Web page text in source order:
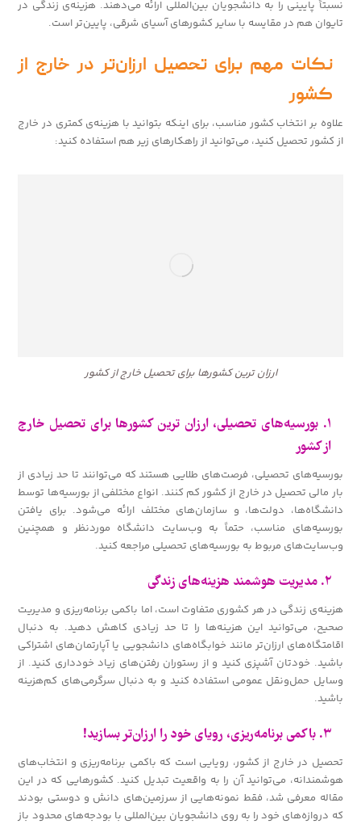
نسبتاً پایینی را به دانشجویان بین‌المللی ارائه می‌دهند. هزینه‌ی زندگی در
تایوان هم در مقایسه با سایر کشورهای آسیای شرقی، پایین‌تر است.
نکات مهم برای تحصیل ارزان‌تر در خارج از
کشور
علاوه بر انتخاب کشور مناسب، برای اینکه بتوانید با هزینه‌ی کمتری در خارج
از کشور تحصیل کنید، می‌توانید از راهکارهای زیر هم استفاده کنید:
ارزان ترین کشورها برای تحصیل خارج از کشور
۱. بورسیه‌های تحصیلی، ارزان ترین کشورها برای تحصیل خارج
از کشور
بورسیه‌های تحصیلی، فرصت‌های طلایی هستند که می‌توانند تا حد زیادی از
بار مالی تحصیل در خارج از کشور کم کنند. انواع مختلفی از بورسیه‌ها توسط
دانشگاه‌ها، دولت‌ها، و سازمان‌های مختلف ارائه می‌شود. برای یافتن
بورسیه‌های مناسب، حتماً به وب‌سایت دانشگاه موردنظر و همچنین
وب‌سایت‌های مربوط به بورسیه‌های تحصیلی مراجعه کنید.
۲. مدیریت هوشمند هزینه‌های زندگی
هزینه‌ی زندگی در هر کشوری متفاوت است، اما باکمی برنامه‌ریزی و مدیریت
صحیح، می‌توانید این هزینه‌ها را تا حد زیادی کاهش دهید. به دنبال
اقامتگاه‌های ارزان‌تر مانند خوابگاه‌های دانشجویی یا آپارتمان‌های اشتراکی
باشید. خودتان آشپزی کنید و از رستوران رفتن‌های زیاد خودداری کنید. از
وسایل حمل‌ونقل عمومی استفاده کنید و به دنبال سرگرمی‌های کم‌هزینه
باشید.
۳. باکمی برنامه‌ریزی، رویای خود را ارزان‌تر بسازید!
تحصیل در خارج از کشور، رویایی است که باکمی برنامه‌ریزی و انتخاب‌های
هوشمندانه، می‌توانید آن را به واقعیت تبدیل کنید. کشورهایی که در این
مقاله معرفی شد، فقط نمونه‌هایی از سرزمین‌های دانش و دوستی بودند
که دروازه‌های خود را به روی دانشجویان بین‌المللی با بودجه‌های محدود باز